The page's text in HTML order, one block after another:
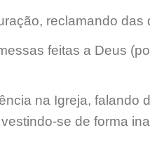
reclamando
feitas a Deus
na Igreja, falando
se de forma